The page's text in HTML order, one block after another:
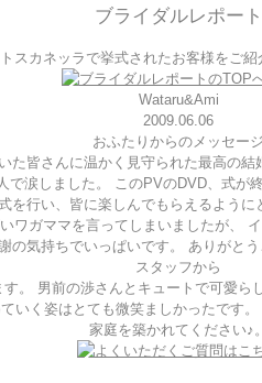
ブライダルレポート
トスカネッラで挙式されたお客様をご紹
Wataru&Ami
2009.06.06
おふたりからのメッセージ
た皆さんに温かく見守られた最高の
涙しました。 このPVのDVD、式が
を行い、皆に楽しんでもらえるよう
ワガママを言ってしまいましたが、
の気持ちでいっぱいです。 ありがとう
スタッフから
。 男前の渉さんとキュートで可愛ら
いく姿はとても微笑ましかったです
家庭を築かれてください♪。